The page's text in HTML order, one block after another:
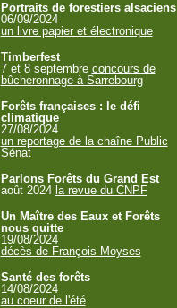
Portraits de forestiers alsaciens
06/09/2024
un livre papier et électronique
Timberfest
7 et 8 septembre concours de
bûcheronnage à Sarrebourg
Forêts françaises : le défi
climatique
27/08/2024
un reportage de la chaîne Public
Sénat
Parlons Forêts du Grand Est
août 2024 la revue du CNPF
Un Maître des Eaux et Forêts
nous quitte
19/08/2024
décès de François Moyses
Santé des forêts
14/08/2024
au coeur de l'été